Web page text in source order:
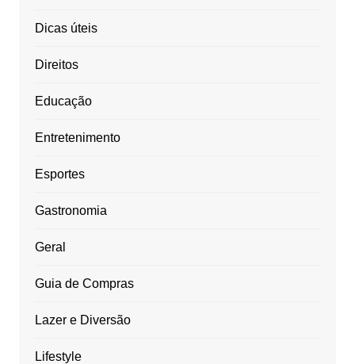
Dicas úteis
Direitos
Educação
Entretenimento
Esportes
Gastronomia
Geral
Guia de Compras
Lazer e Diversão
Lifestyle